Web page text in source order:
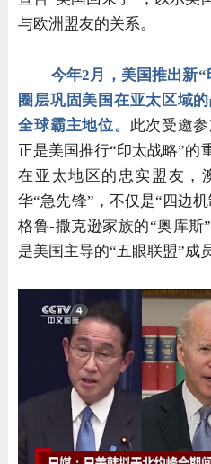
与欧洲盟友的关系。
今年2月，美国推出新
圈层巩固美国在亚太区域
全球霸主地位。 此次受邀
正是美国推行“印太战略”的
在亚太地区的忠实盟友，
华“急先锋”，不仅是“四边
格鲁-撒克逊家族的“奥库斯
是美国主导的“五眼联盟”成